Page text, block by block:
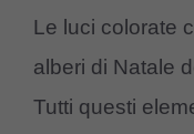
Le luci colorate
alberi di Natale
Tutti questi